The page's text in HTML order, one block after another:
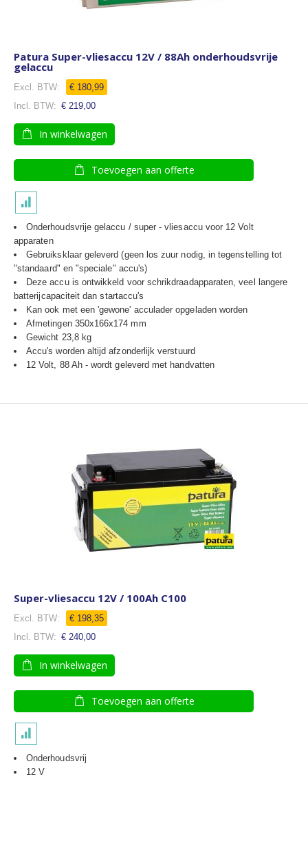
Patura Super-vliesaccu 12V / 88Ah onderhoudsvrije
gelaccu
€ 180,99
€ 219,00
In winkelwagen
Toevoegen aan offerte
Onderhoudsvrije gelaccu / super - vliesaccu voor 12 Volt
apparaten
Gebruiksklaar geleverd (geen los zuur nodig, in tegenstelling tot
"standaard" en "speciale" accu's)
Deze accu is ontwikkeld voor schrikdraadapparaten, veel langere
batterijcapaciteit dan startaccu's
Kan ook met een 'gewone' acculader opgeladen worden
Afmetingen 350x166x174 mm
Gewicht 23,8 kg
Accu's worden altijd afzonderlijk verstuurd
12 Volt, 88 Ah - wordt geleverd met handvatten
Super-vliesaccu 12V / 100Ah C100
€ 198,35
€ 240,00
In winkelwagen
Toevoegen aan offerte
Onderhoudsvrij
12 V